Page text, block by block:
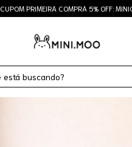
CUPOM PRIMEIRA COMPRA 5% OFF: